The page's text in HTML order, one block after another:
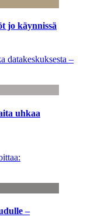
jo käynnissä
datakeskuksesta –
uhkaa
–